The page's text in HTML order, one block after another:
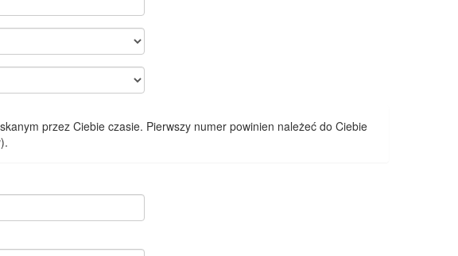
przez Ciebie czasie. Pierwszy numer powinien należeć do Ciebie